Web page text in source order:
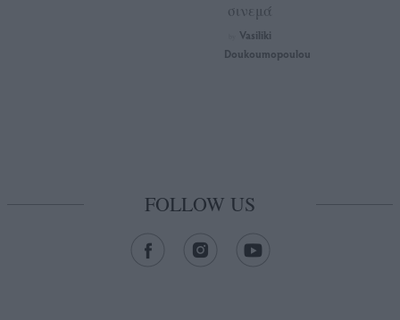
σινεμά
Vasiliki
Doukoumopoulou
FOLLOW US